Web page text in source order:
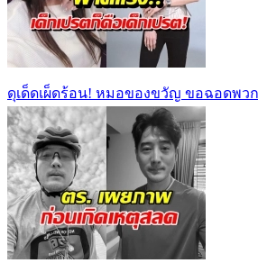
ดุเด็ดเผ็ดร้อน! หมอของขวัญ ขอฉอดพว